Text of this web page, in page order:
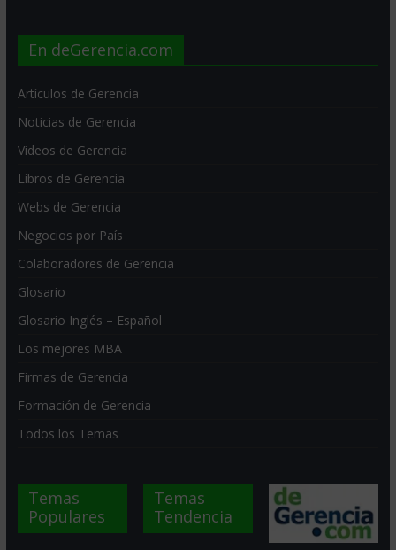
En deGerencia.com
Artículos de Gerencia
Noticias de Gerencia
Videos de Gerencia
Libros de Gerencia
Webs de Gerencia
Negocios por País
Colaboradores de Gerencia
Glosario
Glosario Inglés – Español
Los mejores MBA
Firmas de Gerencia
Formación de Gerencia
Todos los Temas
Temas
Populares
Temas
Tendencia